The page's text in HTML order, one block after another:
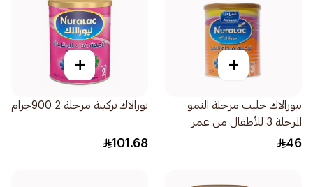
+
نيورالاك حليب مرحلة النمو
المرحلة 3 للأطفال من عمر
سنوات 400جرام
46
+
نورالاك تركيبة مرحلة 2 900جرام
101.68